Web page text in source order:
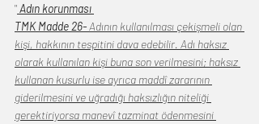
"Adın korunması
TMK Madde 26- Adının kullanılması çekişmeli olan
kişi, hakkının tespitini dava edebilir. Adı haksız
olarak kullanılan kişi buna son verilmesini; haksız
kullanan kusurlu ise ayrıca maddî zararının
giderilmesini ve uğradığı haksızlığın niteliği
gerektiriyorsa manevî tazminat ödenmesini